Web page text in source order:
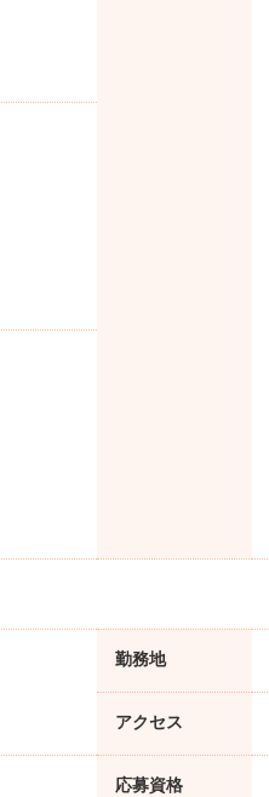
勤務地
アクセス
応募資格